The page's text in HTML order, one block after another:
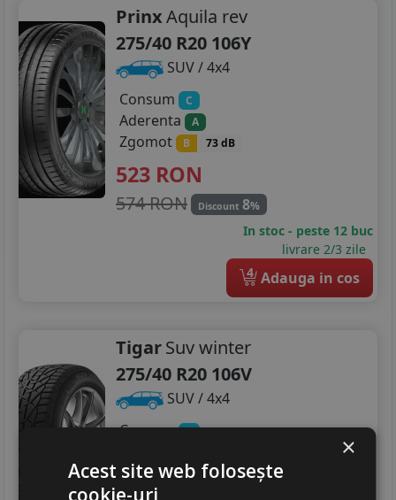
PrinxAquila rev
275/40 R20 106Y
SUV / 4x4
Consum
C
Aderenta A
Zgomot B 73 dB
523 RON
574 RON Discount 8%
In stoc - peste 12 buc
livrare 2/3 zile
4 Adauga in cos
TigarSuv winter
275/40 R20 106V
SUV / 4x4
Consum C
Zgomot B 73 dB
×
Acest site web folosește
cookie-uri